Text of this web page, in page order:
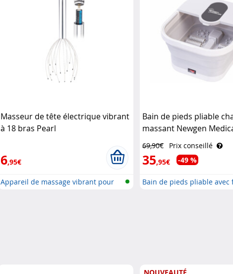
Masseur de tête électrique vibrant
à 18 bras Pearl
6,95€
Appareil de massage vibrant pour
Bain de pieds pliable
massant Newgen
69,90€ Prix conseillé
35,95€ -49 %
Bain de pieds pliable avec